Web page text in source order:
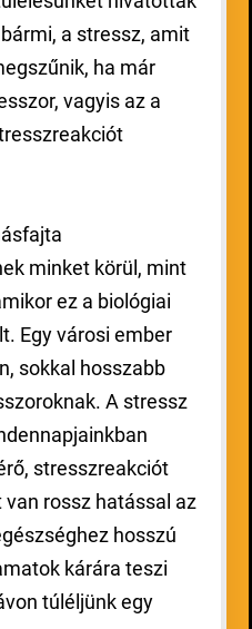
a stressz, amit
ha már
vagyis az a
minket körül, mint
ez a biológiai
Egy városi ember
sokkal hosszabb
A stressz
stresszreakciót
rossz hatással az
hosszú
kárára teszi
túléljünk egy